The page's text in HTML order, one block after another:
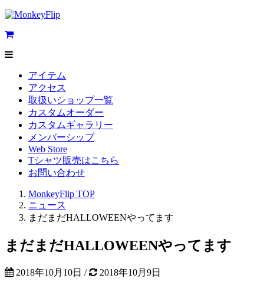
アイテム
アクセス
取扱いショップ一覧
カスタムオーダー
カスタムギャラリー
メンバーシップ
Web Store
Tシャツ販売はこちら
お問い合わせ
MonkeyFlip TOP
ニュース
まだまだHALLOWEENやってます
まだまだHALLOWEENやってます
2018年10月10日 / 2018年10月9日